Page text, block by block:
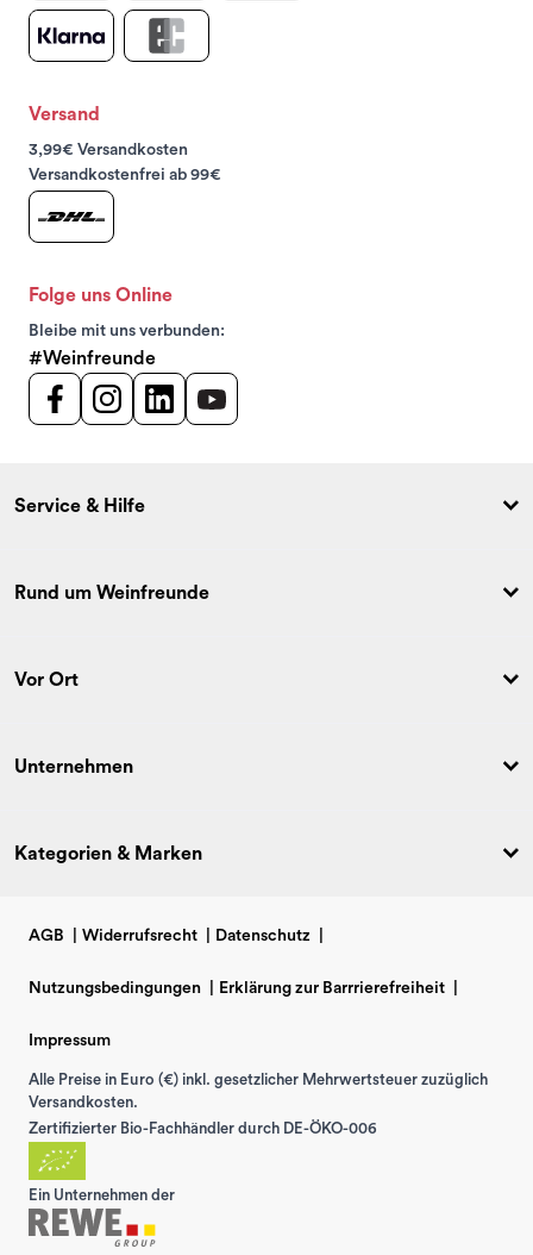
Versand
3,99€ Versandkosten
Versandkostenfrei ab 99€
Folge uns Online
Bleibe mit uns verbunden:
#Weinfreunde
Service & Hilfe
Rund um Weinfreunde
Vor Ort
Unternehmen
Kategorien & Marken
AGB Widerrufsrecht Datenschutz
Nutzungsbedingungen Erklärung zur Barrrierefreiheit
Impressum
Alle Preise in Euro (€) inkl. gesetzlicher Mehrwertsteuer zuzüglich
Versandkosten.
Zertifizierter Bio-Fachhändler durch DE-ÖKO-006
Ein Unternehmen der